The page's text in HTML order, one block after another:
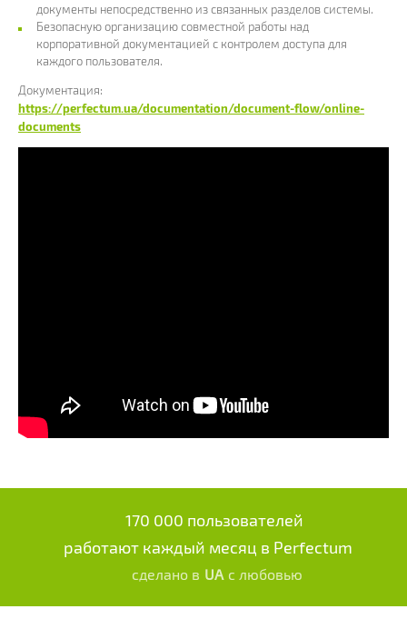
документы непосредственно из связанных разделов системы.
Безопасную организацию совместной работы над
корпоративной документацией с контролем доступа для
каждого пользователя.
Документация:
https://perfectum.ua/documentation/document-flow/online-
documents
170 000 пользователей
работают каждый месяц в Perfectum
сделано в UA с любовью